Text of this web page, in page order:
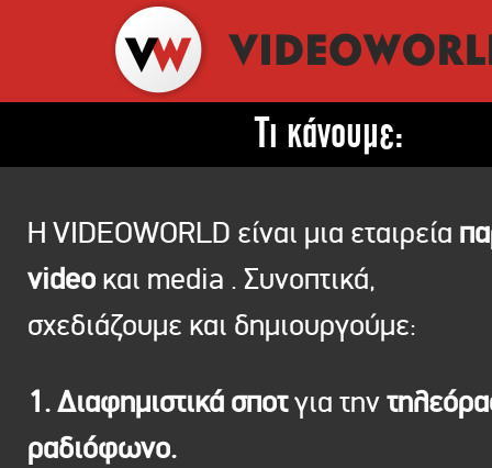
Τι κάνουμε:
Η VIDEOWORLD είναι μια εταιρεία
video και media . Συνοπτικά,
σχεδιάζουμε και δημιουργούμε:
1. Διαφημιστικά σποτγια την
ραδιόφωνο.